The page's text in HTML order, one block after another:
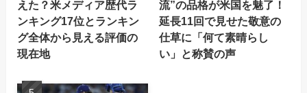
えた？米メディア歴代ラ
ンキング17位とランキン
グ全体から見える評価の
現在地
流”の品格が米国を魅了！
延長11回で見せた敬意の
仕草に「何て素晴らし
い」と称賛の声